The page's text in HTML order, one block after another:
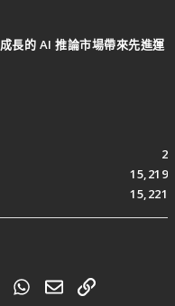
長的 AI 推論市場帶來先進運
2
15,219
15,221
TumblrWhatsApp
電子郵件
連結